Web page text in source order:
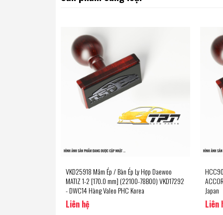
VKD25918 Mâm Ép / Bàn Ép Ly Hợp Daewoo
MATIZ 1-2 [170.0 mm] (22100-78B00) VKD17292
- DWC14 Hàng Valeo PHC Korea
Liên hệ
Japan
Liên